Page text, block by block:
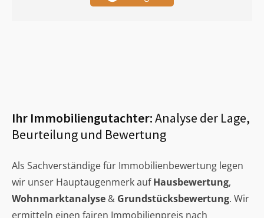
Ihr Immobiliengutachter:Analyse der Lage,
Beurteilung und Bewertung
Als Sachverständige für Immobilienbewertung legen
wir unser Hauptaugenmerk aufHausbewertung,
Wohnmarktanalyse & Grundstücksbewertung. Wir
ermitteln einen fairen Immobilienpreis nach